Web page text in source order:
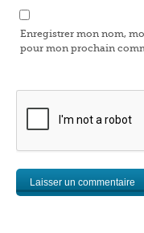
Enregistrer mon nom,
pour mon prochain